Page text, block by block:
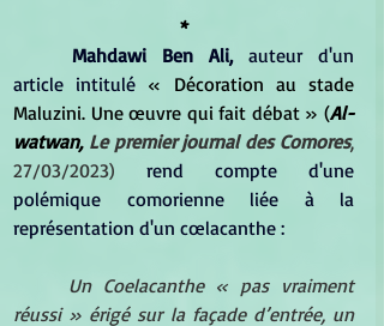
*
Mahdawi Ben Ali, auteur d'un
article intitulé « Décoration au stade
Maluzini. Une œuvre qui fait débat » (Al-
watwan, Le premier journal des Comores,
27/03/2023) rend compte d'une
polémique comorienne liée à la
représentation d'un cœlacanthe :
Un Coelacanthe « pas vraiment
réussi » érigé sur la façade d’entrée, un